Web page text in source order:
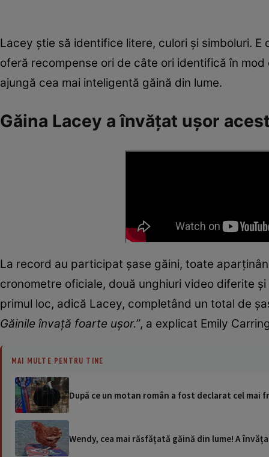
Lacey știe să identifice litere, culori și simboluri.
oferă recompense ori de câte ori identifică în
ajungă cea mai inteligentă găină din lume.
Găina Lacey a învățat ușor
La record au participat șase găini, toate
cronometre oficiale, două unghiuri video diferite
primul loc, adică Lacey, completând un total de
Găinile învață foarte ușor.”, a explicat Emily
MAI MULTE PENTRU TINE
După ce un motan român a fost declarat cel mai
Wendy, cea mai răsfățată găină din lume! A